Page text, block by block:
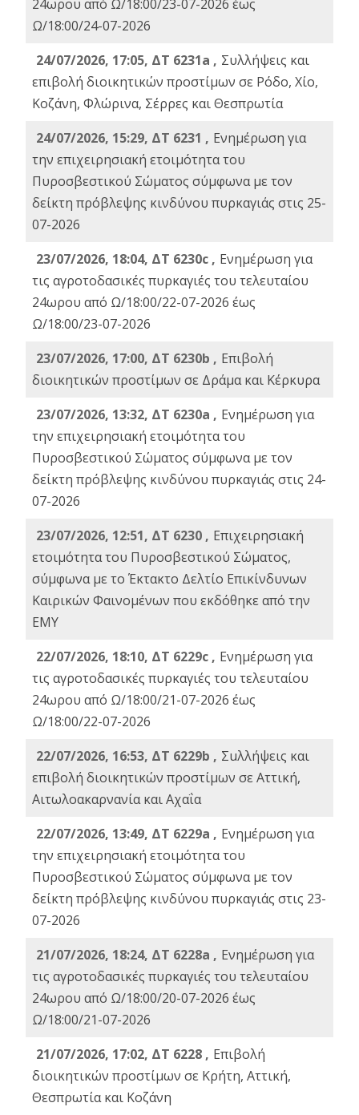
24ωρου από Ω/18:00/23-07-2026 έως
Ω/18:00/24-07-2026
24/07/2026, 17:05, ΔΤ 6231a , Συλλήψεις και
επιβολή διοικητικών προστίμων σε Ρόδο, Χίο,
Κοζάνη, Φλώρινα, Σέρρες και Θεσπρωτία
24/07/2026, 15:29, ΔΤ 6231 , Ενημέρωση για
την επιχειρησιακή ετοιμότητα του
Πυροσβεστικού Σώματος σύμφωνα με τον
δείκτη πρόβλεψης κινδύνου πυρκαγιάς στις 25-
07-2026
23/07/2026, 18:04, ΔΤ 6230c , Ενημέρωση για
τις αγροτοδασικές πυρκαγιές του τελευταίου
24ωρου από Ω/18:00/22-07-2026 έως
Ω/18:00/23-07-2026
23/07/2026, 17:00, ΔΤ 6230b , Επιβολή
διοικητικών προστίμων σε Δράμα και Κέρκυρα
23/07/2026, 13:32, ΔΤ 6230a , Ενημέρωση για
την επιχειρησιακή ετοιμότητα του
Πυροσβεστικού Σώματος σύμφωνα με τον
δείκτη πρόβλεψης κινδύνου πυρκαγιάς στις 24-
07-2026
23/07/2026, 12:51, ΔΤ 6230 , Επιχειρησιακή
ετοιμότητα του Πυροσβεστικού Σώματος,
σύμφωνα με το Έκτακτο Δελτίο Επικίνδυνων
Καιρικών Φαινομένων που εκδόθηκε από την
ΕΜΥ
22/07/2026, 18:10, ΔΤ 6229c , Ενημέρωση για
τις αγροτοδασικές πυρκαγιές του τελευταίου
24ωρου από Ω/18:00/21-07-2026 έως
Ω/18:00/22-07-2026
22/07/2026, 16:53, ΔΤ 6229b , Σuλλήψεις και
επιβολή διοικητικών προστίμων σε Αττική,
Αιτωλοακαρνανία και Αχαΐα
22/07/2026, 13:49, ΔΤ 6229a , Ενημέρωση για
την επιχειρησιακή ετοιμότητα του
Πυροσβεστικού Σώματος σύμφωνα με τον
δείκτη πρόβλεψης κινδύνου πυρκαγιάς στις 23-
07-2026
21/07/2026, 18:24, ΔΤ 6228a , Ενημέρωση για
τις αγροτοδασικές πυρκαγιές του τελευταίου
24ωρου από Ω/18:00/20-07-2026 έως
Ω/18:00/21-07-2026
21/07/2026, 17:02, ΔΤ 6228 , Επιβολή
διοικητικών προστίμων σε Κρήτη, Αττική,
Θεσπρωτία και Κοζάνη